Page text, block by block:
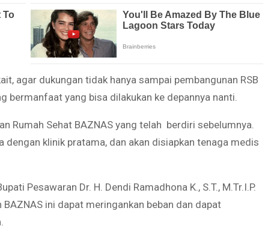
agar dukungan tidak hanya sampai pembangunan RSB
bermanfaat yang bisa dilakukan ke depannya nanti.
Rumah Sehat BAZNAS yang telah berdiri sebelumnya.
dengan klinik pratama, dan akan disiapkan tenaga medis
Pesawaran Dr. H. Dendi Ramadhona K., S.T., M.Tr.I.P.
ini dapat meringankan beban dan dapat